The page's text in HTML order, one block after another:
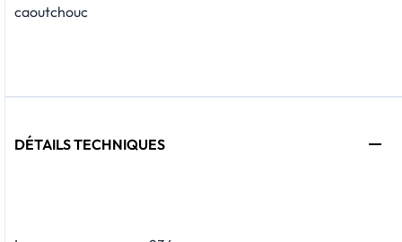
caoutchouc
DÉTAILS TECHNIQUES